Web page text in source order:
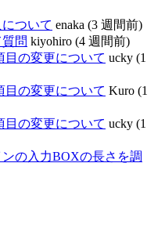
ついて enaka (3 週間前)
問 kiyohiro (4 週間前)
目の変更について ucky (1
目の変更について Kuro (1
目の変更について ucky (1
の入力BOXの長さを調